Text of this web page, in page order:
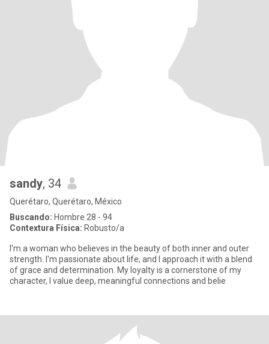
sandy, 34
Querétaro, Querétaro, México
Buscando: Hombre 28 - 94
Contextura Física: Robusto/a
I'm a woman who believes in the beauty of both inner and outer
strength. I'm passionate about life, and I approach it with a blend
of grace and determination. My loyalty is a cornerstone of my
character, I value deep, meaningful connections and belie